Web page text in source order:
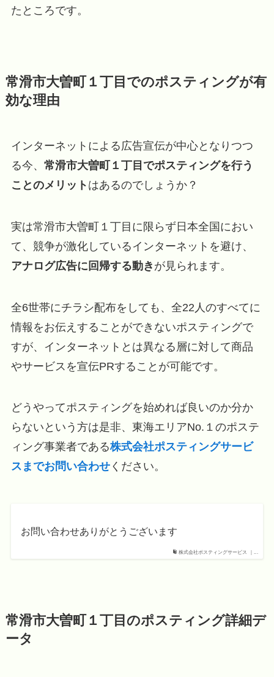
たところです。
常滑市大曽町１丁目でのポスティングが有
効な理由
インターネットによる広告宣伝が中心となりつつ
る今、 常滑市大曽町１丁目でポスティングを行う
ことのメリット はあるのでしょうか？
実は常滑市大曽町１丁目に限らず日本全国におい
て、競争が激化しているインターネットを避け、
アナログ広告に回帰する動き が見られます。
全6世帯にチラシ配布をしても、全22人のすべてに
情報をお伝えすることができないポスティングで
すが、インターネットとは異なる層に対して商品
やサービスを宣伝PRすることが可能です。
どうやってポスティングを始めれば良いのか分か
らないという方は是非、東海エリアNo.１のポステ
ィング事業者である株式会社ポスティングサービ
スまでお問い合わせください。
株式会社ポスティングサービス ｜...
お問い合わせありがとうございます
常滑市大曽町１丁目のポスティング詳細デ
ータ